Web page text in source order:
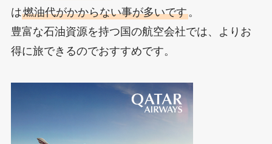
は燃油代がかからない事が多いです。
豊富な石油資源を持つ国の航空会社では、よりお
得に旅できるのでおすすめです。